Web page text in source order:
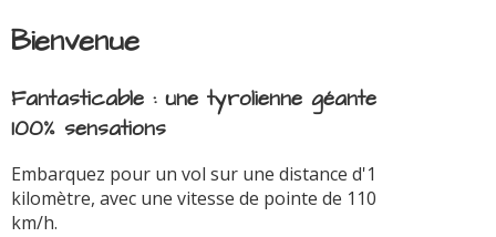
Bienvenue
Fantasticable : une tyrolienne géante
100% sensations
Embarquez pour un vol sur une distance d'1
kilomètre, avec une vitesse de pointe de 110
km/h.